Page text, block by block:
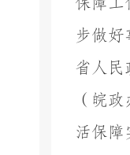
步做
省人民
（皖政
活保障